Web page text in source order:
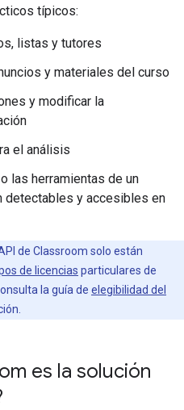
típicos:
listas y tutores
y materiales del curso
y modificar la
el análisis
las herramientas de un
detectables y accesibles en
de Classroom solo están
de licencias particulares de
la guía de elegibilidad del
es la solución